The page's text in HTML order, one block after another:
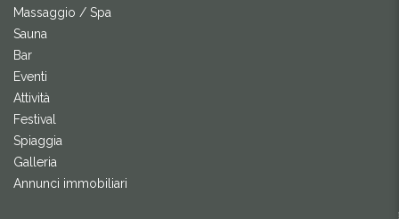
Massaggio / Spa
Sauna
Bar
Eventi
Attività
Festival
Spiaggia
Galleria
Annunci immobiliari